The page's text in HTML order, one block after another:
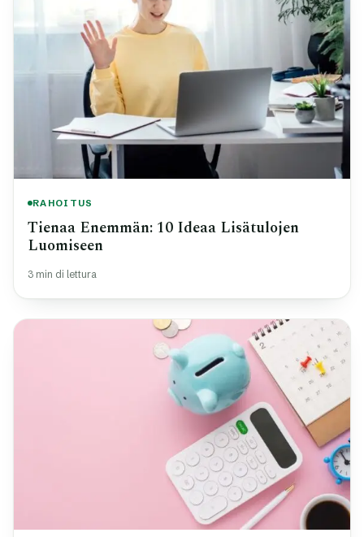
RAHOITUS
Tienaa Enemmän: 10 Ideaa Lisätulojen
Luomiseen
3 min di lettura